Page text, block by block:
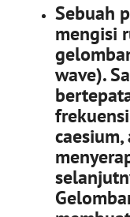
Sebuah
mengisi
wave).